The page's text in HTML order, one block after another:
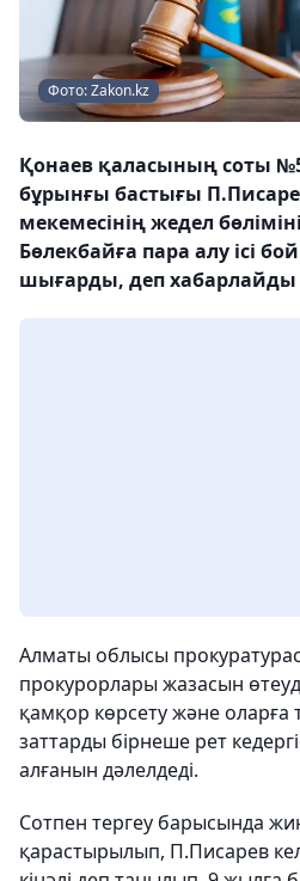
Фото: Zakon.kz
Қонаев қаласының соты
бұрынғы бастығы
мекемесінің жедел
Бөлекбайға пара алу ісі
шығарды, деп хабарлайды
Алматы облысы
прокурорлары жазасын
қамқор көрсету және
заттарды бірнеше рет
алғанын дәлелдеді.
Сотпен тергеу барысында
қарастырылып, П.Писарев